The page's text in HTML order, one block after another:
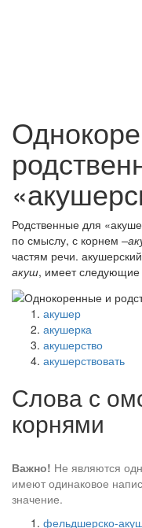
Родственные для
по смыслу, с корнем
частям речи.
акуш, имеет следующие
акушер
акушерка
акушерство
акушерствовать
Слова с
корнями
Важно! Не являются
имеют одинаковое
значение.
фельдшерско-